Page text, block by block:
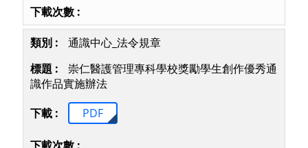
通識中心_法令規章
崇仁醫護管理專科學校獎勵學生創作優秀通
識作品實施辦法
PDF